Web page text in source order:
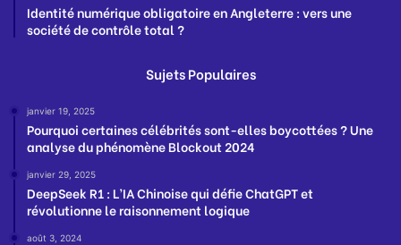
Identité numérique obligatoire en Angleterre : vers une
société de contrôle total ?
Sujets Populaires
janvier 19, 2025
Pourquoi certaines célébrités sont-elles boycottées ? Une
analyse du phénomène Blockout 2024
janvier 29, 2025
DeepSeek R1 : L’IA Chinoise qui défie ChatGPT et
révolutionne le raisonnement logique
août 3, 2024